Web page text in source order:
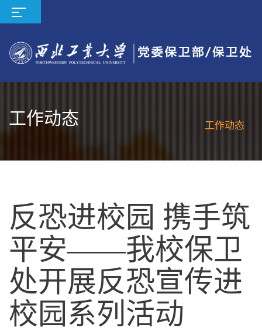
工作动态 工作动态
反恐进校园 携手筑
平安——我校保卫
处开展反恐宣传进
校园系列活动